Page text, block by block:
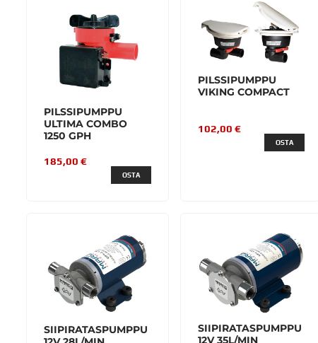
PILSSIPUMPPU
ULTIMA COMBO
1250 GPH
185,00 €
OSTA
PILSSIPUMPPU
VIKING COMPACT
102,00 €
OSTA
SIIPIRATASPUMPPU
SIIPIRATASPUMPPU
12V 35L/MIN